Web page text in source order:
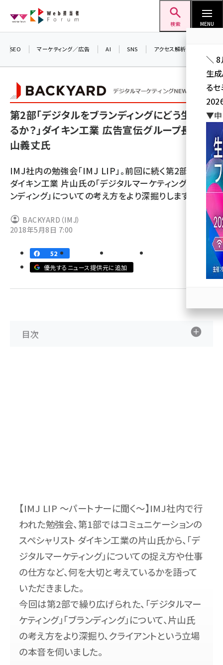
ン
検索 MENU
seo (3528)
ai (2811)
youtube (2439)
note (2315)
セミナー (2308)
meo (1277)
SEO マーケティング／広告 AI SNS アクセス解析／データ分析
第2部「デジタルをブランディングにどう生かせ
るか？」ダイキン工業 広告宣伝グループ長 片
山義丈氏
IMJ社内の勉強会「IMJ LIP」。前回に続く第2部では
ダイキン工業 片山氏の「デジタルマーケティング」「ブラ
ンディング」についての考え方をより深掘りします。
BACKYARD（IMJ）
2018年5月8日 7:00
52
優先するニュース提供元に追加
目次
【IMJ LIP 〜パートナーに聞く〜】IMJ社内で行
われた勉強会、第1部ではコミュニケーションの
スペシャリスト ダイキン工業の片山氏から、「デ
ジタルマーケティング」についての捉え方や仕事
の仕方など、何を大切と考えているかを語って
いただきました。
今回は第2部で繰り広げられた、「デジタルマー
ケティング」「ブランディング」について、片山氏
の考え方をより深掘り、クライアントという立場
の本音を伺いました。
＼ 8
生
る
▼申